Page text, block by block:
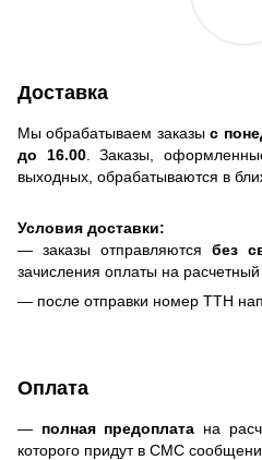
Доставка
Мы обрабатываем заказыс
до 16.00. Заказы,
выходных, обрабатываются в
Условия доставки:
— заказы отправляются без
зачисления оплаты на расчетный
— после отправки номер ТТН
Оплата
— полная предоплата на
которого придут в СМС